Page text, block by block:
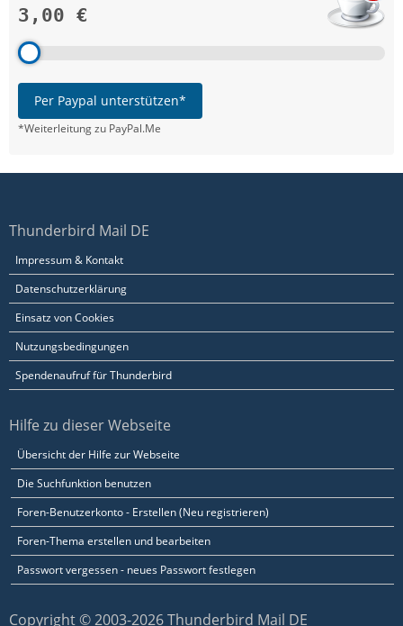
3,00 €
Per Paypal unterstützen*
*Weiterleitung zu PayPal.Me
Thunderbird Mail DE
Impressum & Kontakt
Datenschutzerklärung
Einsatz von Cookies
Nutzungsbedingungen
Spendenaufruf für Thunderbird
Hilfe zu dieser Webseite
Übersicht der Hilfe zur Webseite
Die Suchfunktion benutzen
Foren-Benutzerkonto - Erstellen (Neu registrieren)
Foren-Thema erstellen und bearbeiten
Passwort vergessen - neues Passwort festlegen
Copyright © 2003-2026 Thunderbird Mail DE